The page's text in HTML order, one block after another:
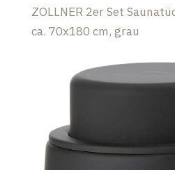
ZOLLNER 2er Set
ca. 70x180 cm, grau